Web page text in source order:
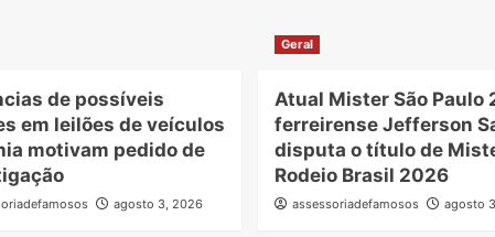
de possíveis
em leilões de veículos
motivam pedido de
agosto 3, 2026
Geral
Atual Mister São Paulo
ferreirense Jefferson
disputa o título de
Rodeio Brasil 2026
assessoriadefamosos agosto